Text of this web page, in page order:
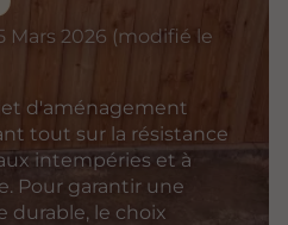
Mars 2026 (modifié le
d'aménagement
tout sur la résistance
intempéries et à
Pour garantir une
durable, le choix